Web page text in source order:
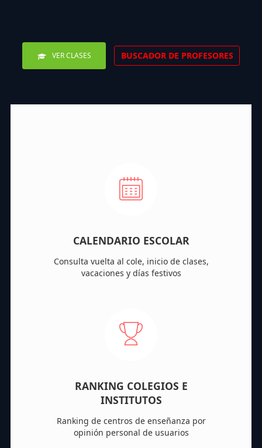
VER CLASES BUSCADOR DE PROFESORES
CALENDARIO ESCOLAR
Consulta vuelta al cole, inicio de clases,
vacaciones y días festivos
RANKING COLEGIOS E
INSTITUTOS
Ranking de centros de enseñanza por
opinión personal de usuarios